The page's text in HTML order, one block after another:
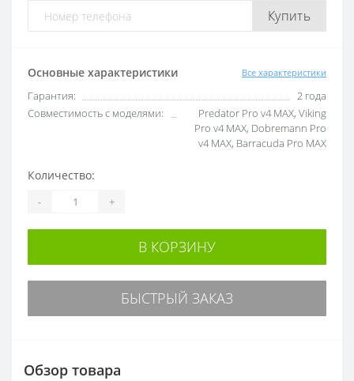
Купить
Основные характеристики Все характеристики
Гарантия:
2 года
Совместимость с моделями:
Predator Pro v4 MAX, Viking
Pro v4 MAX, Dobremann Pro
v4 MAX, Barracuda Pro MAX
Количество:
- +
В КОРЗИНУ
БЫСТРЫЙ ЗАКАЗ
Обзор товара